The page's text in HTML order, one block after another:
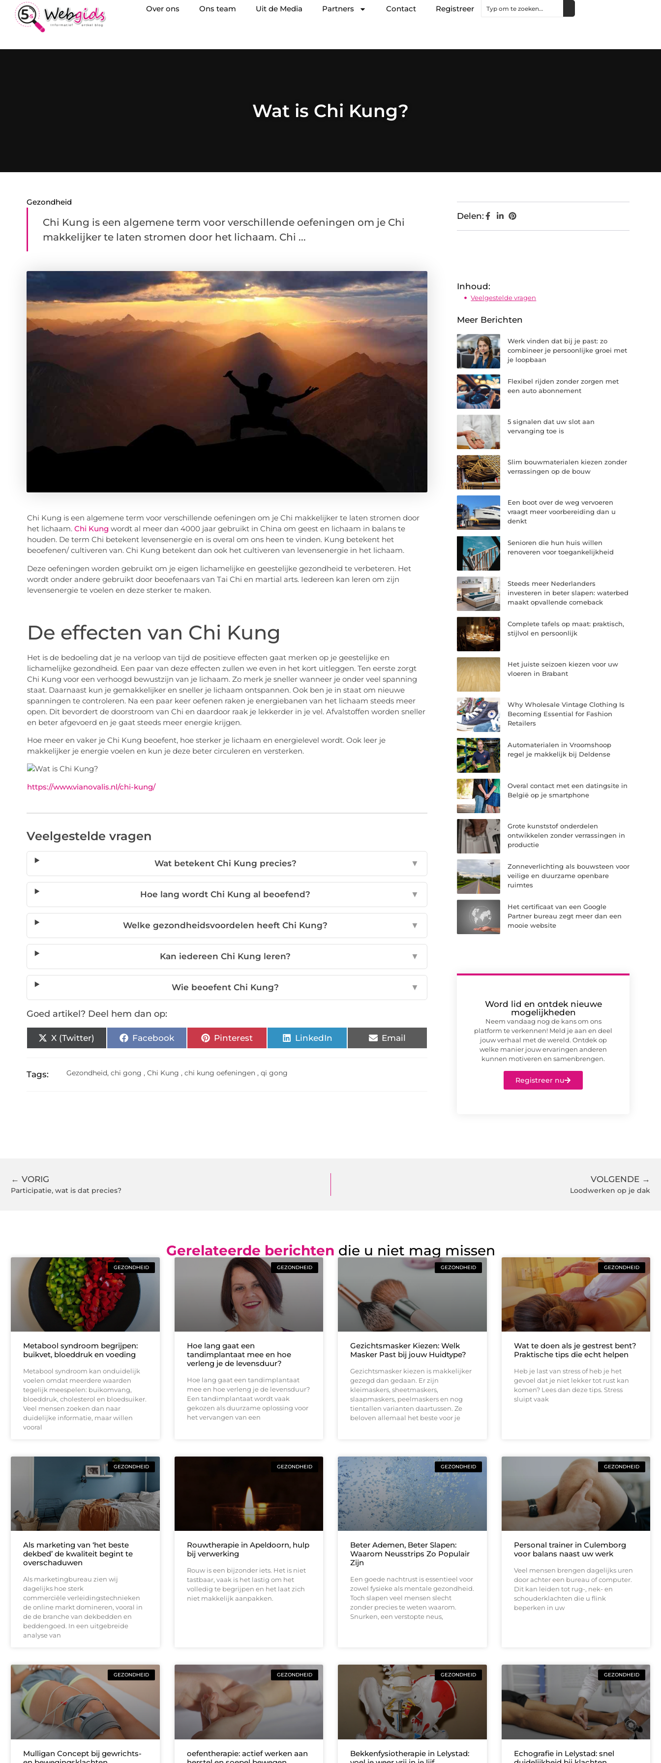
Over ons Ons team Uit de Media Partners Contact Registreer
Wat is Chi Kung?
Gezondheid
Chi Kung is een algemene term voor verschillende oefeningen om je Chi
makkelijker te laten stromen door het lichaam. Chi ...
Chi Kung is een algemene term voor verschillende oefeningen om je Chi makkelijker te laten stromen door
het lichaam. Chi Kung wordt al meer dan 4000 jaar gebruikt in China om geest en lichaam in balans te
houden. De term Chi betekent levensenergie en is overal om ons heen te vinden. Kung betekent het
beoefenen/ cultiveren van. Chi Kung betekent dan ook het cultiveren van levensenergie in het lichaam.
Deze oefeningen worden gebruikt om je eigen lichamelijke en geestelijke gezondheid te verbeteren. Het
wordt onder andere gebruikt door beoefenaars van Tai Chi en martial arts. Iedereen kan leren om zijn
levensenergie te voelen en deze sterker te maken.
De effecten van Chi Kung
Het is de bedoeling dat je na verloop van tijd de positieve effecten gaat merken op je geestelijke en
lichamelijke gezondheid. Een paar van deze effecten zullen we even in het kort uitleggen. Ten eerste zorgt
Chi Kung voor een verhoogd bewustzijn van je lichaam. Zo merk je sneller wanneer je onder veel spanning
staat. Daarnaast kun je gemakkelijker en sneller je lichaam ontspannen. Ook ben je in staat om nieuwe
spanningen te controleren. Na een paar keer oefenen raken je energiebanen van het lichaam steeds meer
open. Dit bevordert de doorstroom van Chi en daardoor raak je lekkerder in je vel. Afvalstoffen worden sneller
en beter afgevoerd en je gaat steeds meer energie krijgen.
Hoe meer en vaker je Chi Kung beoefent, hoe sterker je lichaam en energielevel wordt. Ook leer je
makkelijker je energie voelen en kun je deze beter circuleren en versterken.
https://www.vianovalis.nl/chi-kung/
Veelgestelde vragen
Wat betekent Chi Kung precies? ▼
Hoe lang wordt Chi Kung al beoefend? ▼
Welke gezondheidsvoordelen heeft Chi Kung? ▼
Kan iedereen Chi Kung leren? ▼
Wie beoefent Chi Kung? ▼
Goed artikel? Deel hem dan op:
X (Twitter) Facebook Pinterest LinkedIn Email
Tags: Gezondheid,chi gong ,Chi Kung ,chi kung oefeningen ,qi gong
Delen:
Inhoud:
Veelgestelde vragen
Meer Berichten
Werk vinden dat bij je past: zo
combineer je persoonlijke groei met
je loopbaan
Flexibel rijden zonder zorgen met
een auto abonnement
5 signalen dat uw slot aan
vervanging toe is
Slim bouwmaterialen kiezen zonder
verrassingen op de bouw
Een boot over de weg vervoeren
vraagt meer voorbereiding dan u
denkt
Senioren die hun huis willen
renoveren voor toegankelijkheid
Steeds meer Nederlanders
investeren in beter slapen: waterbed
maakt opvallende comeback
Complete tafels op maat: praktisch,
stijlvol en persoonlijk
Het juiste seizoen kiezen voor uw
vloeren in Brabant
Why Wholesale Vintage Clothing Is
Becoming Essential for Fashion
Retailers
Automaterialen in Vroomshoop
regel je makkelijk bij Deldense
Overal contact met een datingsite in
België op je smartphone
Grote kunststof onderdelen
ontwikkelen zonder verrassingen in
productie
Zonneverlichting als bouwsteen voor
veilige en duurzame openbare
ruimtes
Het certificaat van een Google
Partner bureau zegt meer dan een
mooie website
Word lid en ontdek nieuwe
mogelijkheden
Neem vandaag nog de kans om ons
platform te verkennen! Meld je aan en deel
jouw verhaal met de wereld. Ontdek op
welke manier jouw ervaringen anderen
kunnen motiveren en samenbrengen.
Registreer nu
← VORIG
Participatie, wat is dat precies?
VOLGENDE →
Loodwerken op je dak
Gerelateerde berichten die u niet mag missen
GEZONDHEID
Metabool syndroom begrijpen:
buikvet, bloeddruk en voeding
Metabool syndroom kan onduidelijk
voelen omdat meerdere waarden
tegelijk meespelen: buikomvang,
bloeddruk, cholesterol en bloedsuiker.
Veel mensen zoeken dan naar
duidelijke informatie, maar willen
vooral
GEZONDHEID
Hoe lang gaat een
tandimplantaat mee en hoe
verleng je de levensduur?
Hoe lang gaat een tandimplantaat
mee en hoe verleng je de levensduur?
Een tandimplantaat wordt vaak
gekozen als duurzame oplossing voor
het vervangen van een
GEZONDHEID
Gezichtsmasker Kiezen: Welk
Masker Past bij jouw Huidtype?
Gezichtsmasker kiezen is makkelijker
gezegd dan gedaan. Er zijn
kleimaskers, sheetmaskers,
slaapmaskers, peelmaskers en nog
tientallen varianten daartussen. Ze
beloven allemaal het beste voor je
GEZONDHEID
Wat te doen als je gestrest bent?
Praktische tips die echt helpen
Heb je last van stress of heb je het
gevoel dat je niet lekker tot rust kan
komen? Lees dan deze tips. Stress
sluipt vaak
GEZONDHEID
Als marketing van ‘het beste
dekbed’ de kwaliteit begint te
overschaduwen
Als marketingbureau zien wij
dagelijks hoe sterk
commerciële verleidingstechnieken
de online markt domineren, vooral in
de de branche van dekbedden en
beddengoed. In een uitgebreide
analyse van
GEZONDHEID
Rouwtherapie in Apeldoorn, hulp
bij verwerking
Rouw is een bijzonder iets. Het is niet
tastbaar, vaak is het lastig om het
volledig te begrijpen en het laat zich
niet makkelijk aanpakken.
GEZONDHEID
Beter Ademen, Beter Slapen:
Waarom Neusstrips Zo Populair
Zijn
Een goede nachtrust is essentieel voor
zowel fysieke als mentale gezondheid.
Toch slapen veel mensen slecht
zonder precies te weten waarom.
Snurken, een verstopte neus,
GEZONDHEID
Personal trainer in Culemborg
voor balans naast uw werk
Veel mensen brengen dagelijks uren
door achter een bureau of computer.
Dit kan leiden tot rug-, nek- en
schouderklachten die u flink
beperken in uw
GEZONDHEID
Mulligan Concept bij gewrichts-
GEZONDHEID
oefentherapie: actief werken aan
GEZONDHEID
Bekkenfysiotherapie in Lelystad:
GEZONDHEID
Echografie in Lelystad: snel